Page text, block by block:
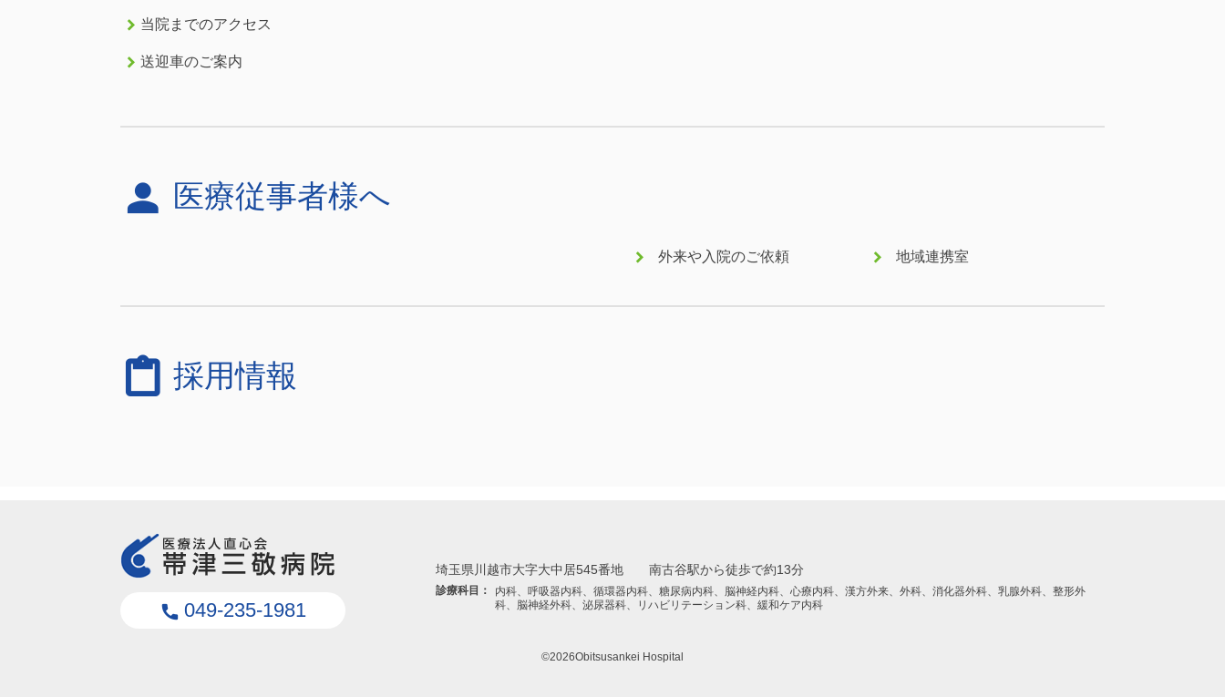
keyboard_arrow_right 当院までのアクセス
keyboard_arrow_right 送迎車のご案内
person 医療従事者様へ
keyboard_arrow_right 外来や入院のご依頼 keyboard_arrow_right 地域連携室
content_paste 採用情報
phone 049-235-1981
埼玉県川越市大字大中居545番地南古谷駅から徒歩で約13分
診療科目：
内科、呼吸器内科、循環器内科、糖尿病内科、脳神経内科、心療内科、漢方外来、外科、消化器外科、乳腺外科、整形外
科、脳神経外科、泌尿器科、リハビリテーション科、緩和ケア内科
©2026Obitsusankei Hospital